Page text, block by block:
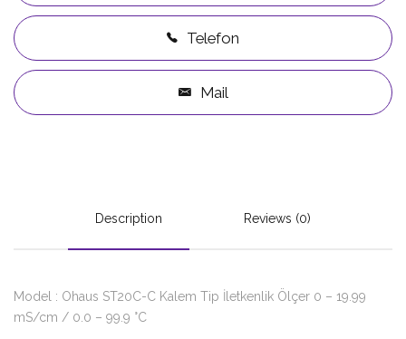
Telefon
Mail
Description Reviews (0)
Model : Ohaus ST20C-C Kalem Tip İletkenlik Ölçer 0 – 19.99
mS/cm / 0.0 – 99.9 °C